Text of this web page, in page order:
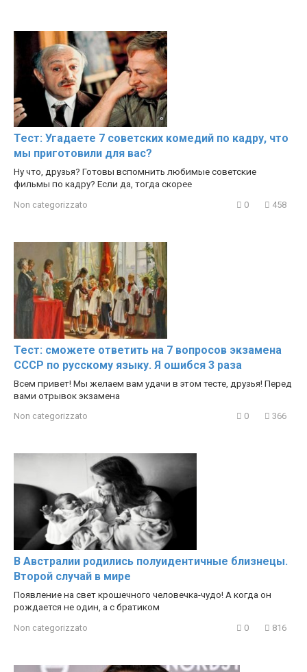
Тест: Угадаете 7 советских комедий по кадру, что
мы приготовили для вас?
Ну что, друзья? Готовы вспомнить любимые советские
фильмы по кадру? Если да, тогда скорее
Non categorizzato 0 458
Тест: сможете ответить на 7 вопросов экзамена
СССР по русскому языку. Я ошибся 3 раза
Всем привет! Мы желаем вам удачи в этом тесте, друзья! Перед
вами отрывок экзамена
Non categorizzato 0 366
В Австралии родились полуидентичные близнецы.
Второй случай в мире
Появление на свет крошечного человечка-чудо! А когда он
рождается не один, а с братиком
Non categorizzato 0 816